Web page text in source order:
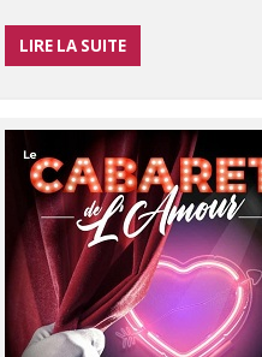
LIRE LA SUITE